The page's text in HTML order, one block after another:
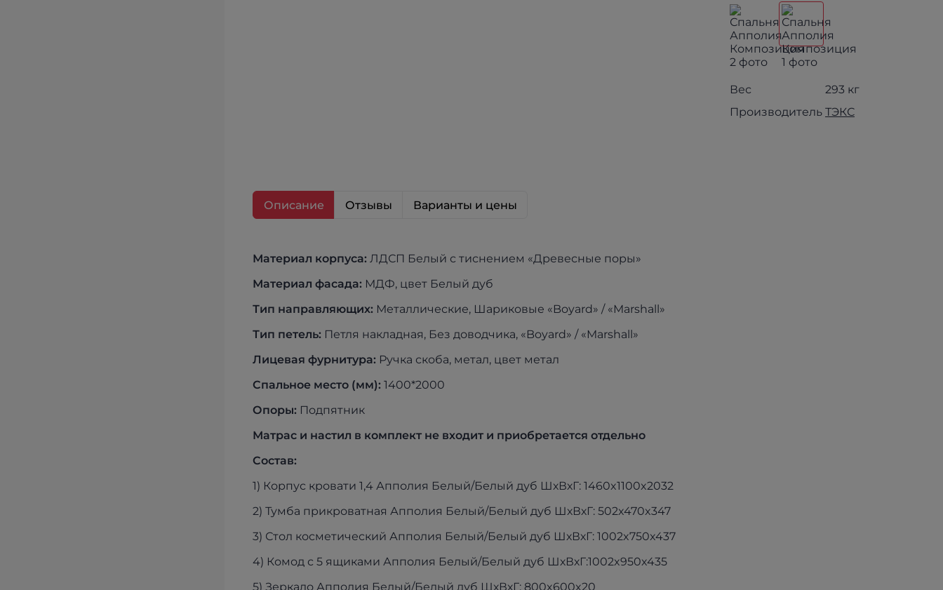
Вес
293 кг
Производитель ТЭКС
Описание Отзывы Варианты и цены
Материал корпуса: ЛДСП Белый с тиснением «Древесные поры»
Материал фасада: МДФ, цвет Белый дуб
Тип направляющих: Металлические, Шариковые «Boyard» / «Marshall»
Тип петель: Петля накладная, Без доводчика, «Boyard» / «Marshall»
Лицевая фурнитура: Ручка скоба, метал, цвет метал
Спальное место (мм): 1400*2000
Опоры: Подпятник
Матрас и настил в комплект не входит и приобретается отдельно
Состав:
1) Корпус кровати 1,4 Апполия Белый/Белый дуб ШхВхГ: 1460x1100x2032
2) Тумба прикроватная Апполия Белый/Белый дуб ШхВхГ: 502x470x347
3) Стол косметический Апполия Белый/Белый дуб ШхВхГ: 1002x750x437
4) Комод с 5 ящиками Апполия Белый/Белый дуб ШхВхГ:1002x950x435
5) Зеркало Апполия Белый/Белый дуб ШхВхГ: 800x600x20